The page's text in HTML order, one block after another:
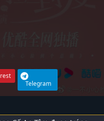
Telegram